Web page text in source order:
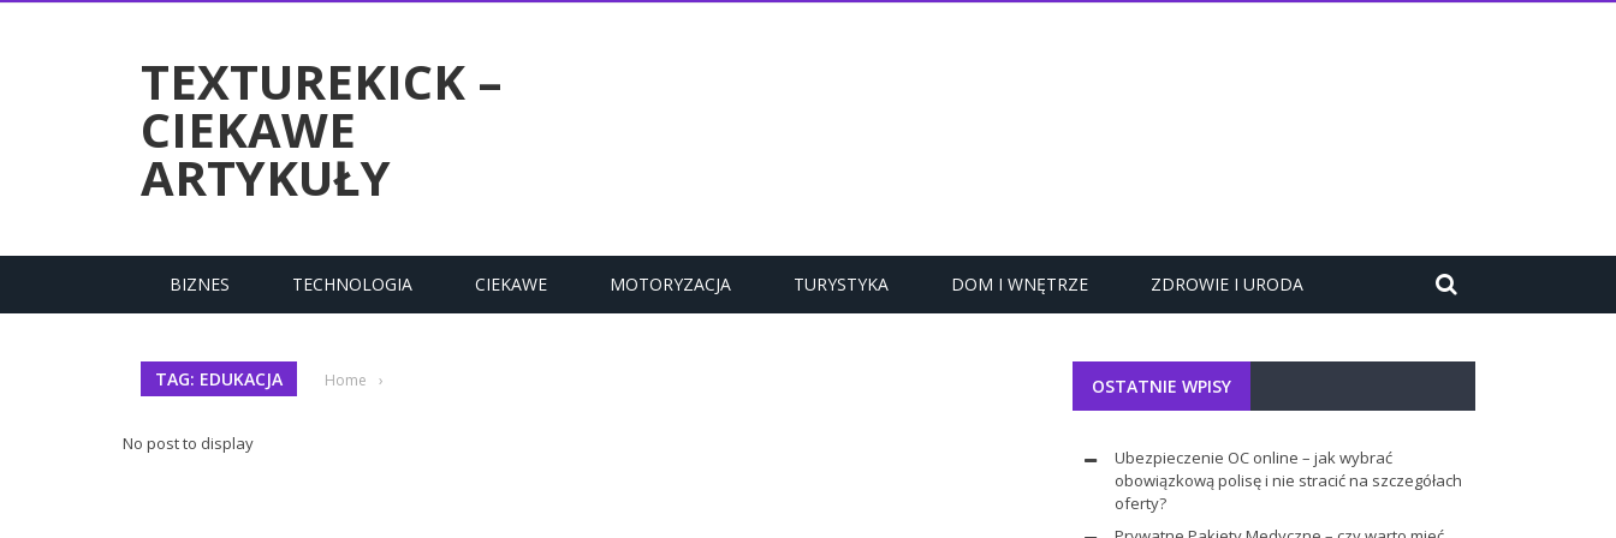
TEXTUREKICK –
CIEKAWE
ARTYKUŁY
BIZNES TECHNOLOGIA CIEKAWE MOTORYZACJA TURYSTYKA DOM I WNĘTRZE ZDROWIE I URODA
TAG: EDUKACJA Home ›
No post to display
OSTATNIE WPISY
Ubezpieczenie OC online – jak wybrać
obowiązkową polisę i nie stracić na szczegółach
oferty?